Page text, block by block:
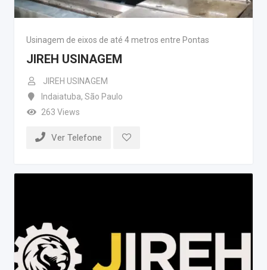
Usinagem de eixos de até 4 metros entre Pontas
JIREH USINAGEM
JIREH USINAGEM
Indaiatuba, São Paulo
263 Views
Ver Telefone